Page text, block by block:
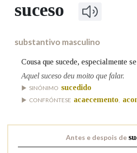
MARCIAL
FIGURAS
PRIMAVERA
PORTAL
Facebook
TwitterYoutubeInstagram
Bluesky
BUSCAR NOS LEMAS
Remata por
BUSCAR NO CONTIDO
suceso
substantivo masculino
Cousa que sucede, especialmente
Aquel suceso deu moito que falar.
SINÓNIMO sucedido
CONFRÓNTESE acaecemento
Antes e despois de